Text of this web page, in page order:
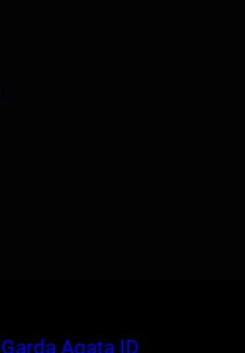
Garda Agata ID